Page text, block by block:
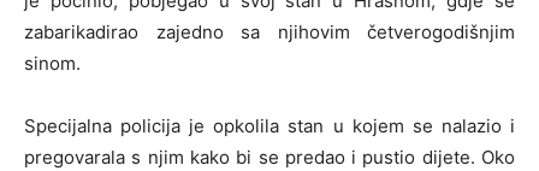
zabarikadirao zajedno sa njihovim četverogodišnjim
sinom.
Specijalna policija je opkolila stan u kojem se nalazio i
pregovarala s njim kako bi se predao i pustio dijete. Oko